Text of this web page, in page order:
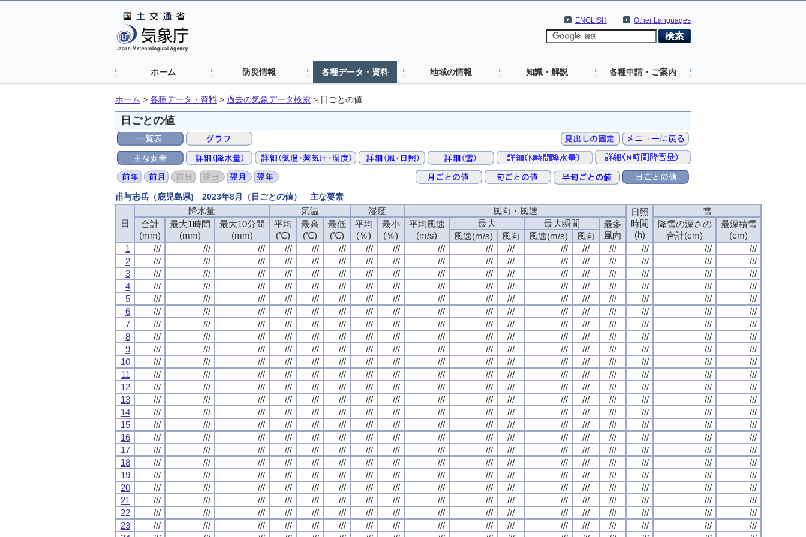
Other Languages
ENGLISH
ホーム 防災情報 各種データ・資料 地域の情報 知識・解説 各種申請・ご案内
ホーム > 各種データ・資料 > 過去の気象データ検索 > 日ごとの値
日ごとの値
甫与志岳（鹿児島県) 2023年8月（日ごとの値） 主な要素
日
降水量 気温 湿度 風向・風速
日照
時間
(h)
雪
合計
(mm)
最大1時間
(mm)
最大10分間
(mm)
平均
(℃)
最高
(℃)
最低
(℃)
平均
(％)
最小
(％)
平均風速
(m/s)
最大 最大瞬間
最多
風向
降雪の深さの
合計(cm)
最深積雪
(cm)
風速(m/s) 風向 風速(m/s)
風向
1
/// /// /// /// /// /// /// /// /// /// /// /// /// /// /// ///
///
2
/// /// /// /// /// /// /// /// /// /// /// /// /// /// /// ///
///
3
/// /// /// /// /// /// /// /// /// /// /// /// /// /// /// ///
///
4
/// /// /// /// /// /// /// /// /// /// /// /// /// /// /// ///
///
5
/// /// /// /// /// /// /// /// /// /// /// /// /// /// /// ///
///
6
/// /// /// /// /// /// /// /// /// /// /// /// /// /// /// ///
///
7
/// /// /// /// /// /// /// /// /// /// /// /// /// /// /// ///
///
8
/// /// /// /// /// /// /// /// /// /// /// /// /// /// /// ///
///
9
/// /// /// /// /// /// /// /// /// /// /// /// /// /// /// ///
///
10
/// /// /// /// /// /// /// /// /// /// /// /// /// /// /// ///
///
11
/// /// /// /// /// /// /// /// /// /// /// /// /// /// /// ///
///
12
/// /// /// /// /// /// /// /// /// /// /// /// /// /// /// ///
///
13
/// /// /// /// /// /// /// /// /// /// /// /// /// /// /// ///
///
14
/// /// /// /// /// /// /// /// /// /// /// /// /// /// /// ///
///
15
/// /// /// /// /// /// /// /// /// /// /// /// /// /// /// ///
///
16
/// /// /// /// /// /// /// /// /// /// /// /// /// /// /// ///
///
17
/// /// /// /// /// /// /// /// /// /// /// /// /// /// /// ///
///
18
/// /// /// /// /// /// /// /// /// /// /// /// /// /// /// ///
///
19
/// /// /// /// /// /// /// /// /// /// /// /// /// /// /// ///
///
20
/// /// /// /// /// /// /// /// /// /// /// /// /// /// /// ///
///
21
/// /// /// /// /// /// /// /// /// /// /// /// /// /// /// ///
///
22
/// /// /// /// /// /// /// /// /// /// /// /// /// /// /// ///
///
23
/// /// /// /// /// /// /// /// /// /// /// /// /// /// /// ///
///